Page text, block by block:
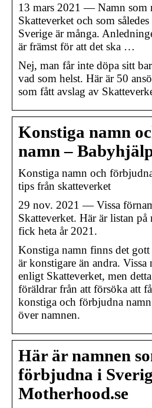
13 mars 2021 — Namn som
Skatteverket och som
Sverige är många.
är främst för att det ska …
Nej, man får inte döpa sitt
vad som helst. Här är 50
som fått avslag av
Konstiga namn
namn –
Konstiga namn och
tips från skatteverket
29 nov. 2021 — Vissa
Skatteverket. Här är listan
fick heta år 2021.
Konstiga namn finns det
är konstigare än andra.
enligt Skatteverket, men
föräldrar från att försöka att
konstiga och förbjudna
över namnen.
Här är namnen
förbjudna i
Motherhood.se